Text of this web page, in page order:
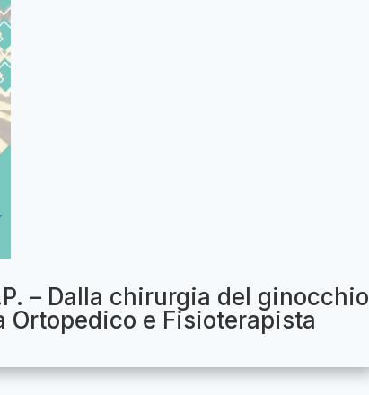
– Dalla chirurgia del ginocchio
e Fisioterapista